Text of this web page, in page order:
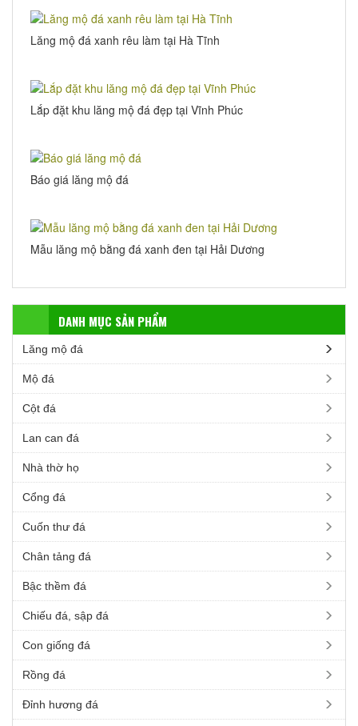
Lăng mộ đá xanh rêu làm tại Hà Tĩnh
Lắp đặt khu lăng mộ đá đẹp tại Vĩnh Phúc
Báo giá lăng mộ đá
Mẫu lăng mộ bằng đá xanh đen tại Hải Dương
DANH MỤC SẢN PHẨM
Lăng mộ đá
Mộ đá
Cột đá
Lan can đá
Nhà thờ họ
Cổng đá
Cuốn thư đá
Chân tảng đá
Bậc thềm đá
Chiếu đá, sập đá
Con giống đá
Rồng đá
Đỉnh hương đá